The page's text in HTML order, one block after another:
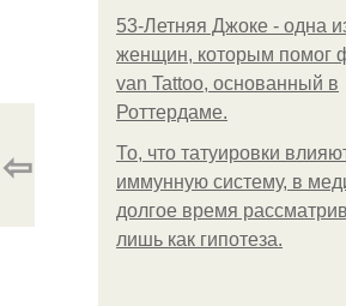
53-Летняя Джоке - одна
женщин, которым помог
van Tattoo, основанный в
Роттердаме.
То, что татуировки
иммунную систему, в
долгое время
лишь как гипотеза.
⇦